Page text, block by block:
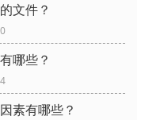
文件？
哪些？
素有哪些？